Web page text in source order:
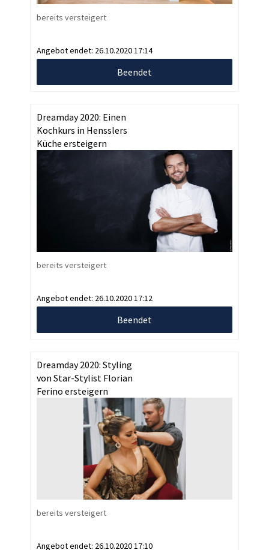
bereits versteigert
Angebot endet: 26.10.2020 17:14
Beendet
Dreamday 2020: Einen
Kochkurs in Hensslers
Küche ersteigern
bereits versteigert
Angebot endet: 26.10.2020 17:12
Beendet
Dreamday 2020: Styling
von Star-Stylist Florian
Ferino ersteigern
bereits versteigert
Angebot endet: 26.10.2020 17:10